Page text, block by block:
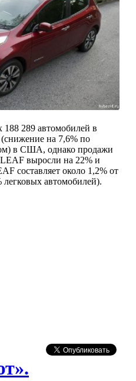
188 289 автомобилей в
(снижение на 7,6% по
в США, однако продажи
выросли на 22% и
составляет около 1,2% от
автомобилей).